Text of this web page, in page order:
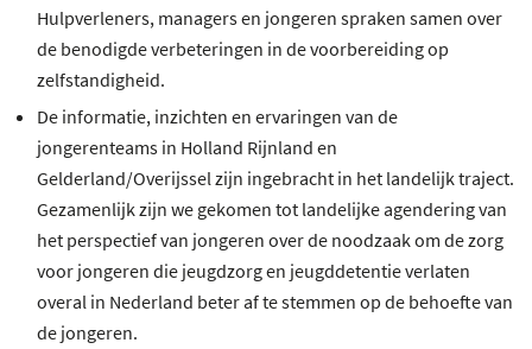
Hulpverleners, managers en jongeren spraken samen over
de benodigde verbeteringen in de voorbereiding op
zelfstandigheid.
De informatie, inzichten en ervaringen van de
jongerenteams in Holland Rijnland en
Gelderland/Overijssel zijn ingebracht in het landelijk traject.
Gezamenlijk zijn we gekomen tot landelijke agendering van
het perspectief van jongeren over de noodzaak om de zorg
voor jongeren die jeugdzorg en jeugddetentie verlaten
overal in Nederland beter af te stemmen op de behoefte van
de jongeren.